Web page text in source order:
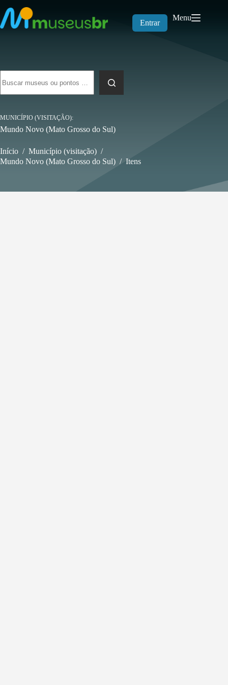
para
o
conteúdo
Entrar
Menu
resultados
MUNICÍPIO (VISITAÇÃO)
Mundo Novo (Mato Grosso do Sul)
Início / Município (visitação) /
Mundo Novo (Mato Grosso do Sul) / Itens